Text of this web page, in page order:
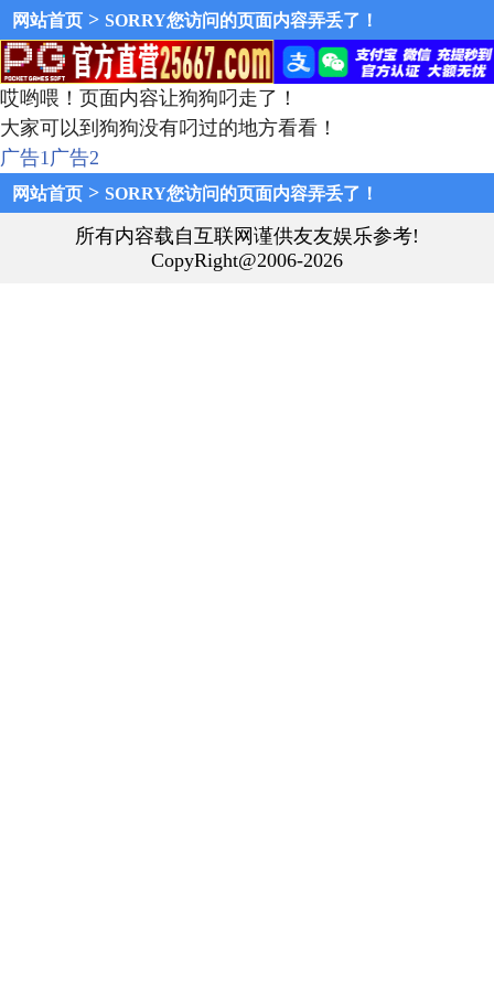
网站首页 > SORRY您访问的页面内容弄丢了！
哎哟喂！页面内容让狗狗叼走了！
大家可以到狗狗没有叼过的地方看看！
广告1广告2
网站首页 > SORRY您访问的页面内容弄丢了！
所有内容载自互联网谨供友友娱乐参考!
CopyRight@2006-2026